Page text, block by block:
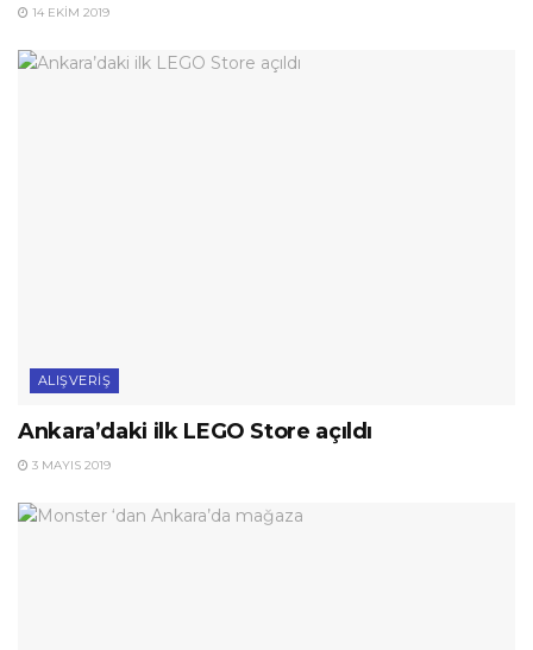
14 EKIM 2019
ALIŞVERIŞ
Ankara’daki ilk LEGO Store açıldı
3 MAYIS 2019